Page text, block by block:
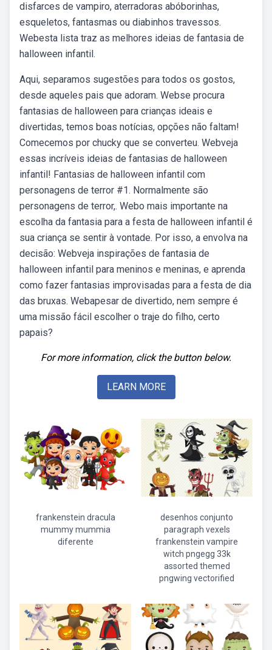
disfarces de vampiro, aterradoras abóborinhas,
esqueletos, fantasmas ou diabinhos travessos.
Webesta lista traz as melhores ideias de fantasia de
halloween infantil.
Aqui, separamos sugestões para todos os gostos,
desde aqueles pais que adoram. Webse procura
fantasias de halloween para crianças ideais e
divertidas, temos boas notícias, opções não faltam!
Comecemos por chucky que se converteu. Webveja
essas incríveis ideias de fantasias de halloween
infantil! Fantasias de halloween infantil com
personagens de terror #1. Normalmente são
personagens de terror,. Webo mais importante na
escolha da fantasia para a festa de halloween infantil é
sua criança se sentir à vontade. Por isso, a envolva na
decisão: Webveja inspirações de fantasia de
halloween infantil para meninos e meninas, e aprenda
como fazer fantasias improvisadas para a festa de dia
das bruxas. Webapesar de divertido, nem sempre é
uma missão fácil escolher o traje do filho, certo
papais?
For more information, click the button below.
LEARN MORE
frankenstein dracula
mummy mummia
diferente
desenhos conjunto
paragraph vexels
frankenstein vampire
witch pngegg 33k
assorted themed
pngwing vectorified